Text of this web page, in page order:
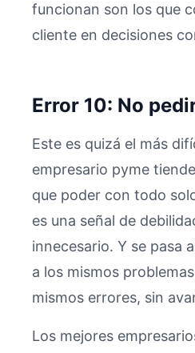
funcionan son los que
cliente en decisiones
Error 10: No
Este es quizá el más
empresario pyme
que poder con todo
es una señal de
innecesario. Y se pasa
a los mismos
mismos errores, sin
Los mejores